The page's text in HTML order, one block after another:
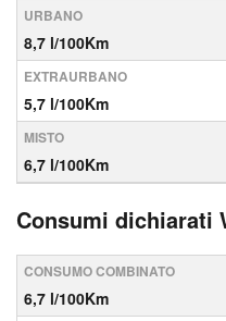
URBANO
8,7 l/100Km
EXTRAURBANO
5,7 l/100Km
MISTO
6,7 l/100Km
Consumi dichiarati
CONSUMO COMBINATO
6,7 l/100Km